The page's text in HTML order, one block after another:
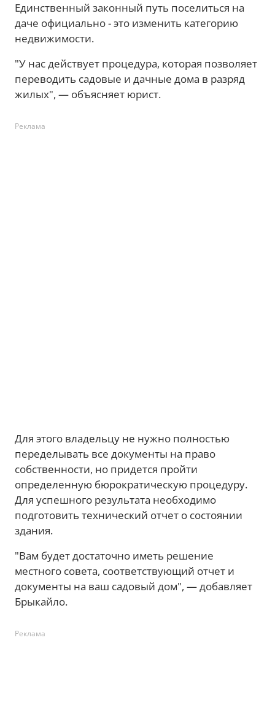
Единственный законный путь поселиться на
даче официально - это изменить категорию
недвижимости.
"У нас действует процедура, которая позволяет
переводить садовые и дачные дома в разряд
жилых", — объясняет юрист.
Реклама
Для этого владельцу не нужно полностью
переделывать все документы на право
собственности, но придется пройти
определенную бюрократическую процедуру.
Для успешного результата необходимо
подготовить технический отчет о состоянии
здания.
"Вам будет достаточно иметь решение
местного совета, соответствующий отчет и
документы на ваш садовый дом", — добавляет
Брыкайло.
Реклама